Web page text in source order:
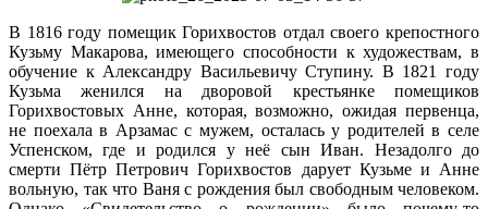
В 1816 году помещик Горихвостов отдал своего крепостного
Кузьму Макарова, имеющего способности к художествам, в
обучение к Александру Васильевичу Ступину. В 1821 году
Кузьма женился на дворовой крестьянке помещиков
Горихвостовых Анне, которая, возможно, ожидая первенца,
не поехала в Арзамас с мужем, осталась у родителей в селе
Успенском, где и родился у неё сын Иван. Незадолго до
смерти Пётр Петрович Горихвостов дарует Кузьме и Анне
вольную, так что Ваня с рождения был свободным человеком.